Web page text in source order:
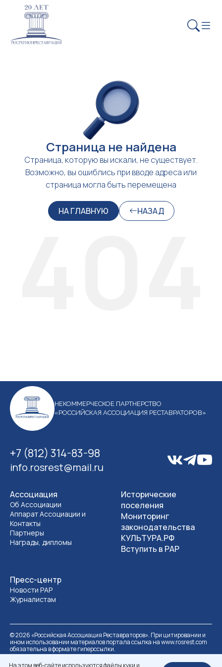
Страница не найдена
Страница, которую вы искали, не существует.
Возможно, вы ошиблись при вводе адреса или
страница могла быть перемещена
НА ГЛАВНУЮ НАЗАД
На этом веб-сайте используются файлы куки и
НЕКОММЕРЧЕСКОЕ ПАРТНЕРСТВО
«РОССИЙСКАЯ АССОЦИАЦИЯ РЕСТАВРАТОРОВ»
+7 (812) 314-83-98
info.rosrest@mail.ru
Ассоциация
Об Ассоциации
Аппарат Ассоциации и
Контакты
Партнеры
Награды, дипломы
Пресс-центр
Новости РАР
Журналистам
Исторические
поселения
Мониторинг
законодательства
КУЛЬТУРА.РФ
Вступить в РАР
©2026 «Российская Ассоциация Реставраторов». При цитировании и
ином использовании материалов портала ссылка на www.rosrest.com
обязательна в формате гиперссылки.
Политика обработки персональных данных
Разработка сайта